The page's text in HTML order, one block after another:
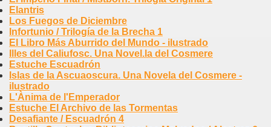
Elantris
Los Fuegos de Diciembre
Infortunio / Trilogía de la Brecha 1
El Libro Más Aburrido del Mundo - ilustrado
Illes del Caliufosc. Una Novel.la del Cosmere
Estuche Escuadrón
Islas de la Ascuaoscura. Una Novela del Cosmere -
ilustrado
L'Ànima de l'Emperador
Estuche El Archivo de las Tormentas
Desafiante / Escuadrón 4